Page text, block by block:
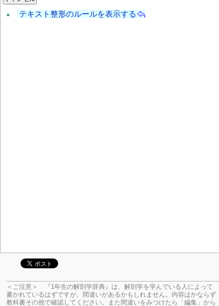
テキスト整形のルールを表示する
＜ご注意＞ 『1年生の解剖学辞典』は、解剖学を学んでいる人によって
書かれているはずですが、間違いがあるかもしれません。内容はかならず
教科書その他で確認してください。
また間違いをみつけたら「編集」から